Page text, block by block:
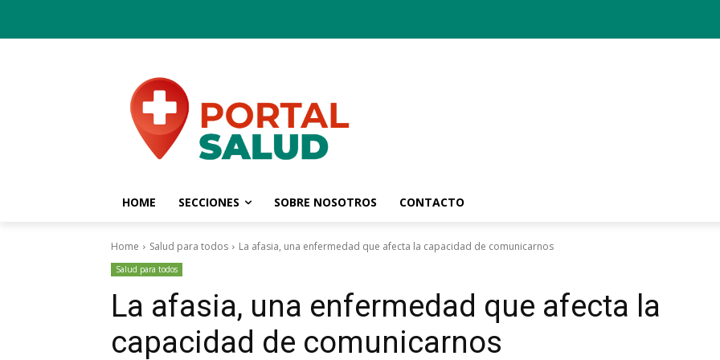
HOME SECCIONES SOBRE NOSOTROS CONTACTO
Home Salud para todos La afasia, una enfermedad que afecta la capacidad de comunicarnos
Salud para todos
La afasia, una enfermedad que afecta la
capacidad de comunicarnos